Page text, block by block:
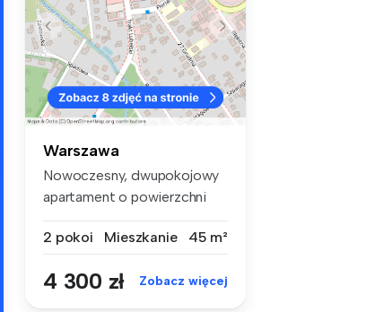
Warszawa
Nowoczesny, dwupokojowy
apartament o powierzchni
2 pokoi
Mieszkanie 45 m²
4 300 zł Zobacz więcej